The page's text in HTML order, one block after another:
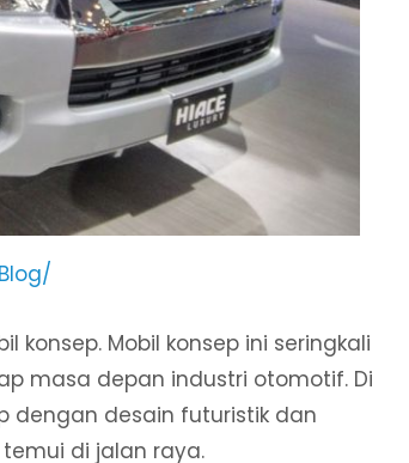
Mobil konsep ini seringkali
masa depan industri otomotif. Di
dengan desain futuristik dan
di jalan raya.